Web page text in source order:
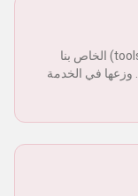
استخدم [مولد QR المجاني](/tools/qr-generator) الخاص بنا
لتصميم بطاقة تكريم أنيقة مع تضمين رمز QR. وزعها في الخدمة